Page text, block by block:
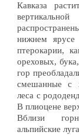
Кавказа
нижнем ярусе
птерокарии,
ореховых,
гор
смешанные с
леса с
В плиоцене
Вблизи
альпийские